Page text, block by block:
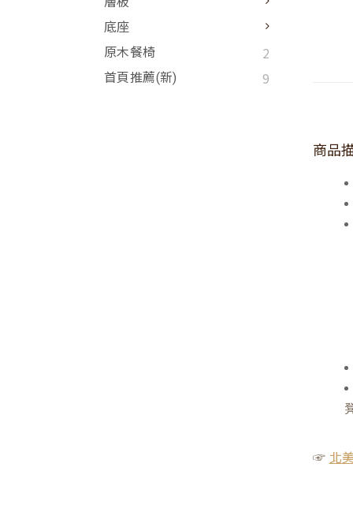
底座
原木餐椅
2
首頁推薦(新) 9
商品
☞ 北